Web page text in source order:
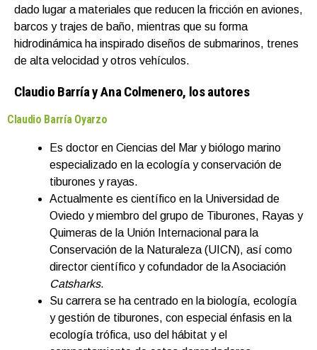
dado lugar a materiales que reducen la fricción en aviones,
barcos y trajes de baño, mientras que su forma
hidrodinámica ha inspirado diseños de submarinos, trenes
de alta velocidad y otros vehículos.
Claudio Barría y Ana Colmenero, los autores
Claudio Barría Oyarzo
Es doctor en Ciencias del Mar y biólogo marino
especializado en la ecología y conservación de
tiburones y rayas.
Actualmente es científico en la Universidad de
Oviedo y miembro del grupo de Tiburones, Rayas y
Quimeras de la Unión Internacional para la
Conservación de la Naturaleza (UICN), así como
director científico y cofundador de la Asociación
Catsharks.
Su carrera se ha centrado en la biología, ecología
y gestión de tiburones, con especial énfasis en la
ecología trófica, uso del hábitat y el